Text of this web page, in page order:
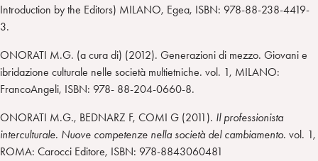
Introduction by the Editors) MILANO, Egea, ISBN: 978-88-238-4419-
3.
ONORATI M.G. (a cura di) (2012). Generazioni di mezzo. Giovani e
ibridazione culturale nelle società multietniche. vol. 1, MILANO:
FrancoAngeli, ISBN: 978- 88-204-0660-8.
ONORATI M.G., BEDNARZ F, COMI G (2011). Il professionista
interculturale. Nuove competenze nella società del cambiamento. vol. 1,
ROMA: Carocci Editore, ISBN: 978-8843060481